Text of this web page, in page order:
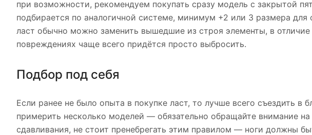
при возможности, рекомендуем покупать сразу модель с закрытой
подбирается по аналогичной системе, минимум +2 или 3 размера
ласт обычно можно заменить вышедшие из строя элементы, в
повреждениях чаще всего придётся просто выбросить.
Подбор под себя
Если ранее не было опыта в покупке ласт, то лучше всего съездить в
примерить несколько моделей — обязательно обращайте внимание
сдавливания, не стоит пренебрегать этим правилом — ноги должны